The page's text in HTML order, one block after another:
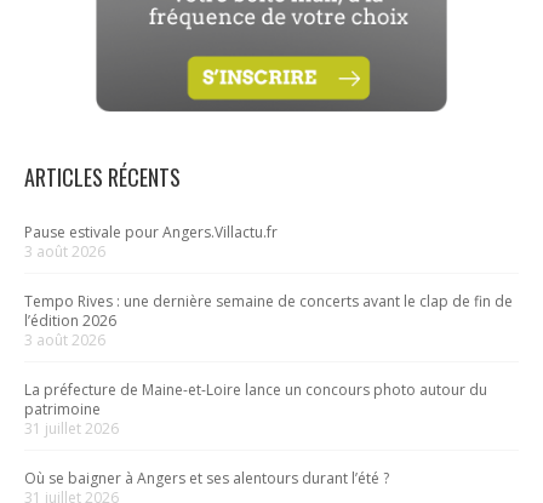
ARTICLES RÉCENTS
Pause estivale pour Angers.Villactu.fr
3 août 2026
Tempo Rives : une dernière semaine de concerts avant le clap de fin de
l’édition 2026
3 août 2026
La préfecture de Maine-et-Loire lance un concours photo autour du
patrimoine
31 juillet 2026
Où se baigner à Angers et ses alentours durant l’été ?
31 juillet 2026